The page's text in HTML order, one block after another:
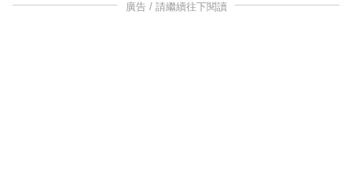
廣告 / 請繼續往下閱讀